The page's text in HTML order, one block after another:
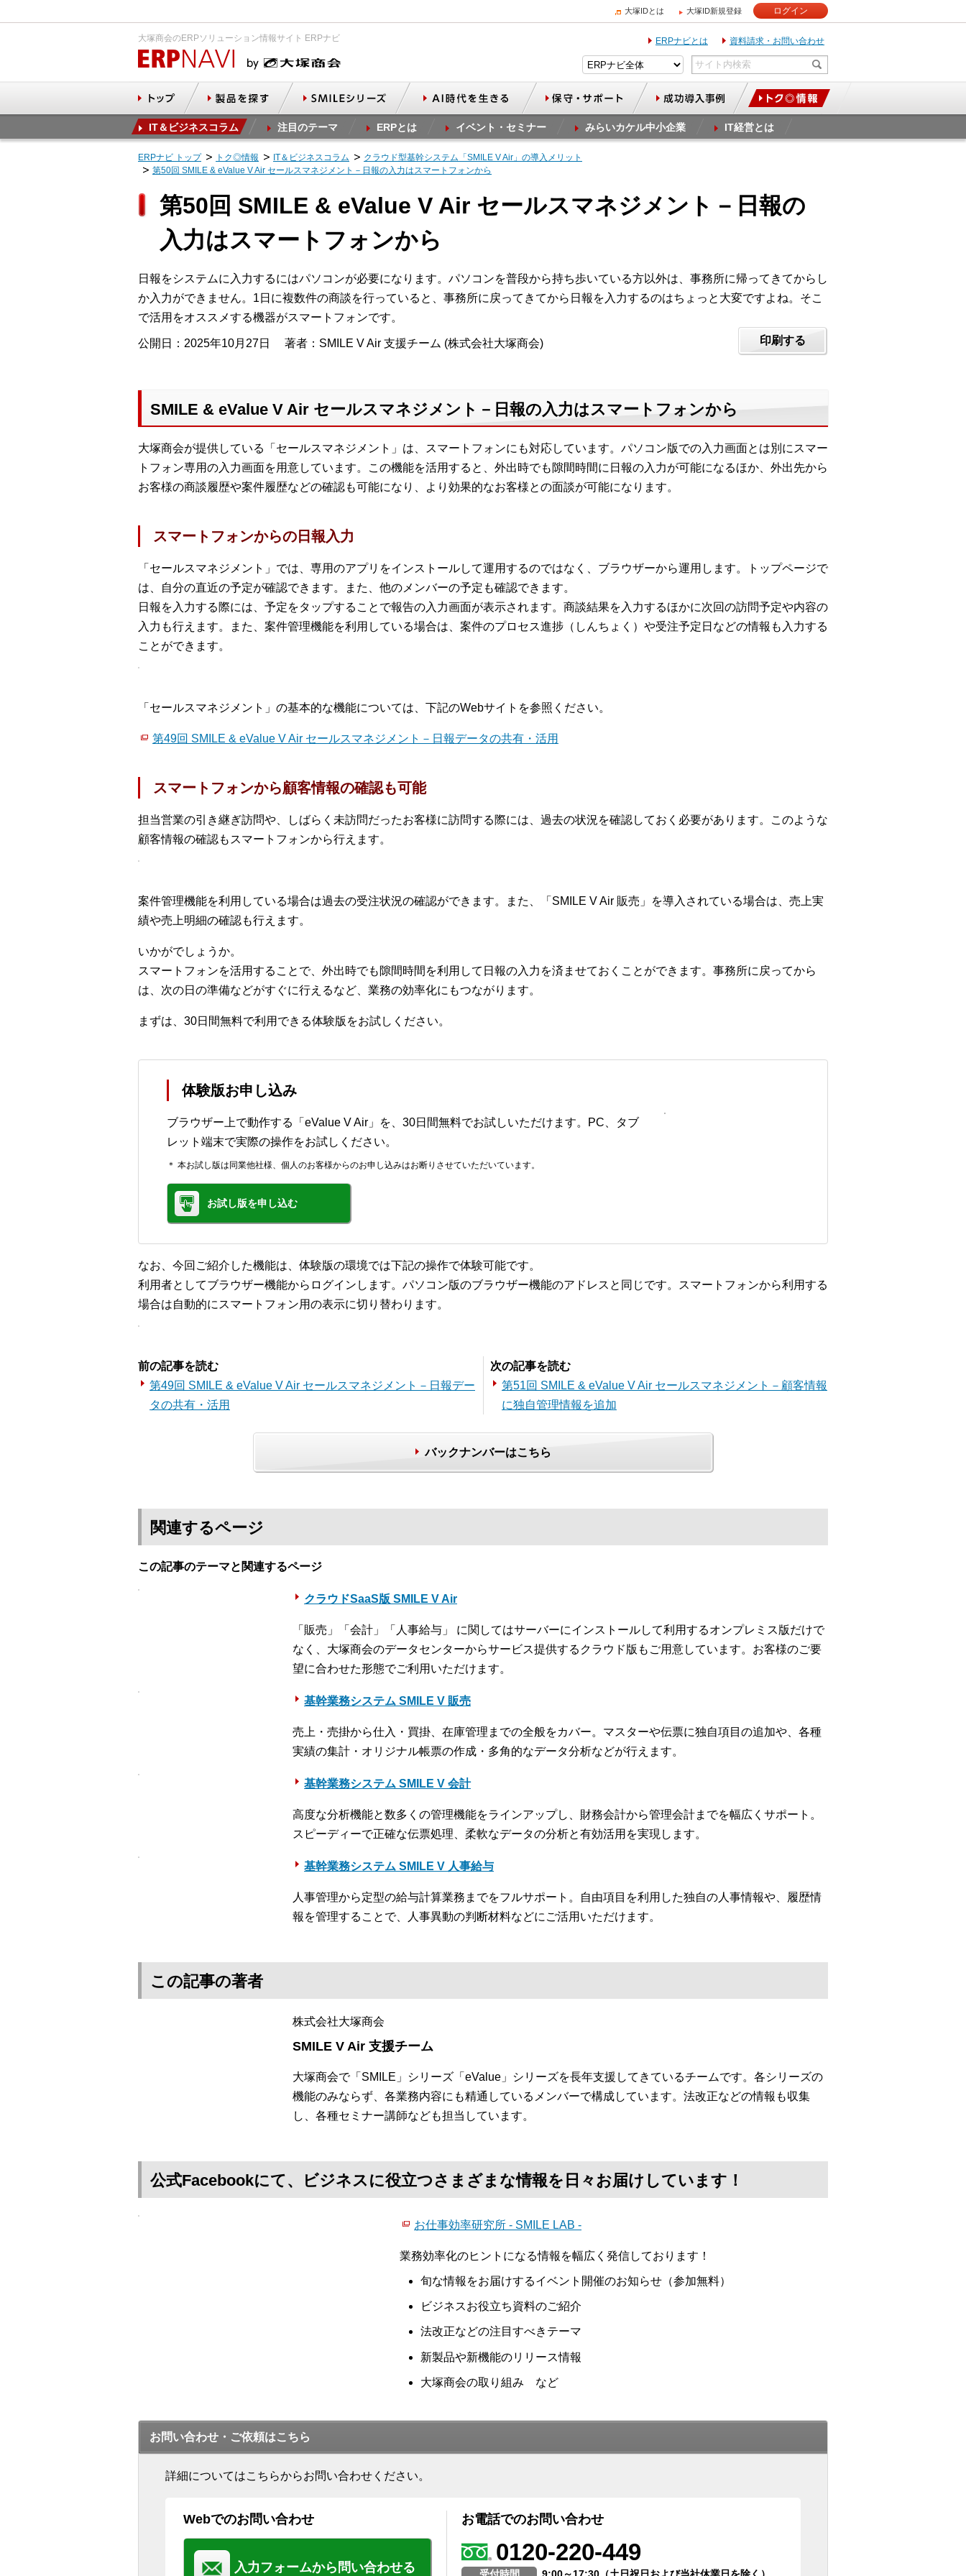
大塚IDとは 大塚ID新規登録 ログイン
大塚商会のERPソリューション情報サイト ERPナビ ERPナビとは 資料請求・お問い合わせ
IT＆ビジネスコラム 注目のテーマ ERPとは イベント・セミナー みらいカケル中小企業 IT経営とは
ERPナビ トップ トク◎情報 IT＆ビジネスコラム
クラウド型基幹システム「SMILE V Air」の導入メリット
第50回 SMILE & eValue V Air セールスマネジメント－日報の入力はスマートフォンから
第50回 SMILE & eValue V Air セールスマネジメント－日報の
入力はスマートフォンから
日報をシステムに入力するにはパソコンが必要になります。パソコンを普段から持ち歩いている方以外は、事務所に帰ってきてからし
か入力ができません。1日に複数件の商談を行っていると、事務所に戻ってきてから日報を入力するのはちょっと大変ですよね。そこ
で活用をオススメする機器がスマートフォンです。
公開日：2025年10月27日 著者：SMILE V Air 支援チーム (株式会社大塚商会) 印刷する
SMILE & eValue V Air セールスマネジメント－日報の入力はスマートフォンから
大塚商会が提供している「セールスマネジメント」は、スマートフォンにも対応しています。パソコン版での入力画面とは別にスマー
トフォン専用の入力画面を用意しています。この機能を活用すると、外出時でも隙間時間に日報の入力が可能になるほか、外出先から
お客様の商談履歴や案件履歴などの確認も可能になり、より効果的なお客様との面談が可能になります。
スマートフォンからの日報入力
「セールスマネジメント」では、専用のアプリをインストールして運用するのではなく、ブラウザーから運用します。トップページで
は、自分の直近の予定が確認できます。また、他のメンバーの予定も確認できます。
日報を入力する際には、予定をタップすることで報告の入力画面が表示されます。商談結果を入力するほかに次回の訪問予定や内容の
入力も行えます。また、案件管理機能を利用している場合は、案件のプロセス進捗（しんちょく）や受注予定日などの情報も入力する
ことができます。
「セールスマネジメント」の基本的な機能については、下記のWebサイトを参照ください。
第49回 SMILE & eValue V Air セールスマネジメント－日報データの共有・活用
スマートフォンから顧客情報の確認も可能
担当営業の引き継ぎ訪問や、しばらく未訪問だったお客様に訪問する際には、過去の状況を確認しておく必要があります。このような
顧客情報の確認もスマートフォンから行えます。
案件管理機能を利用している場合は過去の受注状況の確認ができます。また、「SMILE V Air 販売」を導入されている場合は、売上実
績や売上明細の確認も行えます。
いかがでしょうか。
スマートフォンを活用することで、外出時でも隙間時間を利用して日報の入力を済ませておくことができます。事務所に戻ってから
は、次の日の準備などがすぐに行えるなど、業務の効率化にもつながります。
まずは、30日間無料で利用できる体験版をお試しください。
体験版お申し込み
ブラウザー上で動作する「eValue V Air」を、30日間無料でお試しいただけます。PC、タブ
レット端末で実際の操作をお試しください。
＊ 本お試し版は同業他社様、個人のお客様からのお申し込みはお断りさせていただいています。
お試し版を申し込む
なお、今回ご紹介した機能は、体験版の環境では下記の操作で体験可能です。
利用者としてブラウザー機能からログインします。パソコン版のブラウザー機能のアドレスと同じです。スマートフォンから利用する
場合は自動的にスマートフォン用の表示に切り替わります。
前の記事を読む
第49回 SMILE & eValue V Air セールスマネジメント－日報デー
タの共有・活用
次の記事を読む
第51回 SMILE & eValue V Air セールスマネジメント－顧客情報
に独自管理情報を追加
バックナンバーはこちら
関連するページ
この記事のテーマと関連するページ
クラウドSaaS版 SMILE V Air
「販売」「会計」「人事給与」 に関してはサーバーにインストールして利用するオンプレミス版だけで
なく、大塚商会のデータセンターからサービス提供するクラウド版もご用意しています。お客様のご要
望に合わせた形態でご利用いただけます。
基幹業務システム SMILE V 販売
売上・売掛から仕入・買掛、在庫管理までの全般をカバー。マスターや伝票に独自項目の追加や、各種
実績の集計・オリジナル帳票の作成・多角的なデータ分析などが行えます。
基幹業務システム SMILE V 会計
高度な分析機能と数多くの管理機能をラインアップし、財務会計から管理会計までを幅広くサポート。
スピーディーで正確な伝票処理、柔軟なデータの分析と有効活用を実現します。
基幹業務システム SMILE V 人事給与
人事管理から定型の給与計算業務までをフルサポート。自由項目を利用した独自の人事情報や、履歴情
報を管理することで、人事異動の判断材料などにご活用いただけます。
この記事の著者
株式会社大塚商会
SMILE V Air 支援チーム
大塚商会で「SMILE」シリーズ「eValue」シリーズを長年支援してきているチームです。各シリーズの
機能のみならず、各業務内容にも精通しているメンバーで構成しています。法改正などの情報も収集
し、各種セミナー講師なども担当しています。
公式Facebookにて、ビジネスに役立つさまざまな情報を日々お届けしています！
お仕事効率研究所 - SMILE LAB -
業務効率化のヒントになる情報を幅広く発信しております！
旬な情報をお届けするイベント開催のお知らせ（参加無料）
ビジネスお役立ち資料のご紹介
法改正などの注目すべきテーマ
新製品や新機能のリリース情報
大塚商会の取り組み など
お問い合わせ・ご依頼はこちら
詳細についてはこちらからお問い合わせください。
Webでのお問い合わせ
入力フォームから問い合わせる
お電話でのお問い合わせ
0120-220-449
受付時間 9:00～17:30（土日祝日および当社休業日を除く）